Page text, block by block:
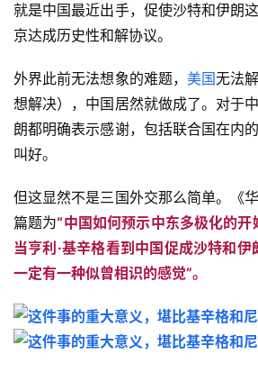
就是中国最近出手，促使沙特和伊朗
京达成历史性和解协议。
外界此前无法想象的难题， 美国无法
想解决），中国居然就做成了。对于
朗都明确表示感谢，包括联合国在内
叫好。
但这显然不是三国外交那么简单。《
篇题为“中国如何预示中东多极化的开
当亨利·基辛格看到中国促成沙特和
一定有一种似曾相识的感觉”。